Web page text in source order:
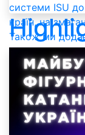
системи ISU
країн, на
Також ми
про елементи,
та